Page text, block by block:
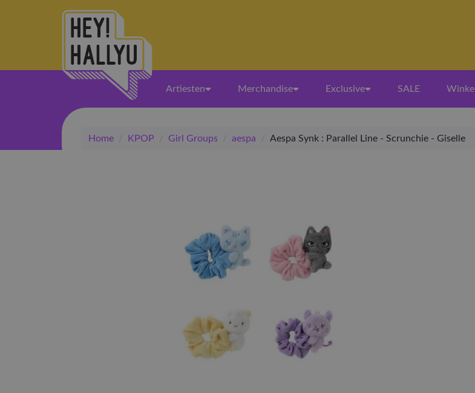
Artiesten Merchandise Exclusive SALE Winkel
Home / KPOP / Girl Groups / aespa / Aespa Synk : Parallel Line - Scrunchie - Giselle